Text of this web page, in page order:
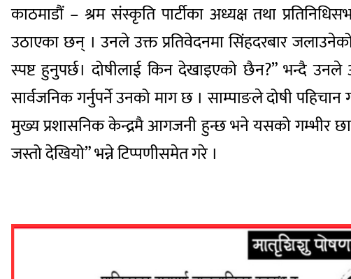
काठमाडौं – श्रम संस्कृति पार्टीका अध्यक्ष तथा
उठाएका छन् । उनले उक्त प्रतिवेदनमा सिंहदरबार
स्पष्ट हुनुपर्छ। दोषीलाई किन देखाइएको छैन?” भन्दै
सार्वजनिक गर्नुपर्ने उनको माग छ । साम्पाङले दोषी
मुख्य प्रशासनिक केन्द्रमै आगजनी हुन्छ भने यसको गम्भीर
जस्तो देखियो” भन्ने टिप्पणीसमेत गरे ।